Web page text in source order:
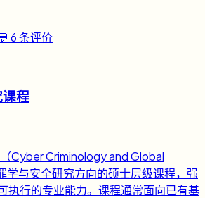
6条评价
程
Cyber Criminology and Global
学与安全研究方向的硕士层级课程，强
执行的专业能力。课程通常面向已有基